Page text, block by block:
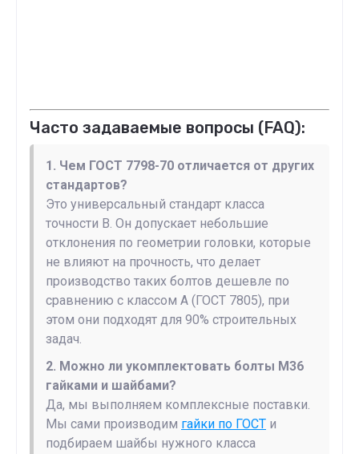
Часто задаваемые вопросы (FAQ):
1. Чем ГОСТ 7798-70 отличается от других
стандартов?
Это универсальный стандарт класса
точности В. Он допускает небольшие
отклонения по геометрии головки, которые
не влияют на прочность, что делает
производство таких болтов дешевле по
сравнению с классом А (ГОСТ 7805), при
этом они подходят для 90% строительных
задач.
2. Можно ли укомплектовать болты М36
гайками и шайбами?
Да, мы выполняем комплексные поставки.
Мы сами производим гайки по ГОСТ и
подбираем шайбы нужного класса